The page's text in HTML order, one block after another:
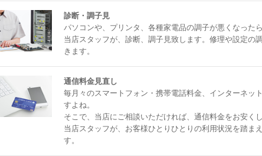
診断・調子見
パソコンや、プリンタ、各種家電品の調子が悪くなった
当店スタッフが、診断、調子見致します。修理や設定の
きます。
通信料金見直し
毎月々のスマートフォン・携帯電話料金、インターネッ
すよね。
そこで、当店にご相談いただければ、通信料金をお安くし
当店スタッフが、お客様ひとりひとりの利用状況を踏ま
す。